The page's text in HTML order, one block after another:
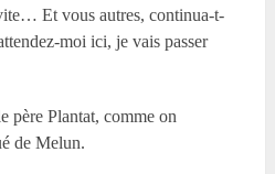
Et vous autres, continua-t-
moi ici, je vais passer
père Plantat, comme on
de Melun.